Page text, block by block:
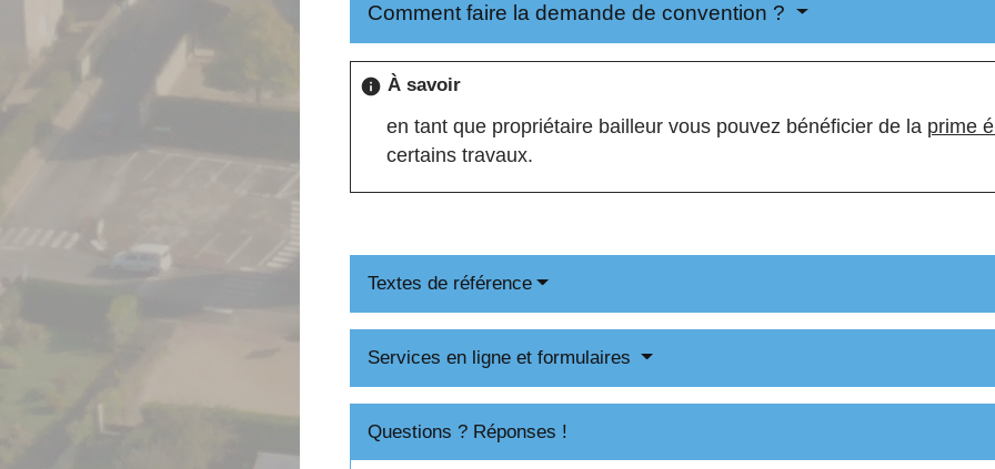
Comment faire la demande de convention ?
info À savoir
en tant que propriétaire bailleur vous pouvez bénéficier de la prime
certains travaux.
Textes de référence
Services en ligne et formulaires
Questions ? Réponses !